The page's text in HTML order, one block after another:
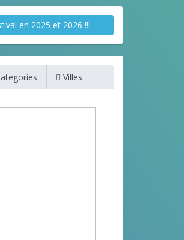
en 2025 et 2026 !!!
Villes